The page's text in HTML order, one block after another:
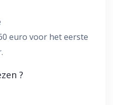
euro voor het eerste
?